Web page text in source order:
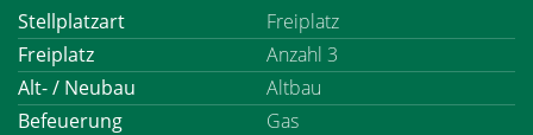
Stellplatzart
Freiplatz
Freiplatz
Anzahl 3
Alt- / Neubau
Altbau
Befeuerung
Gas